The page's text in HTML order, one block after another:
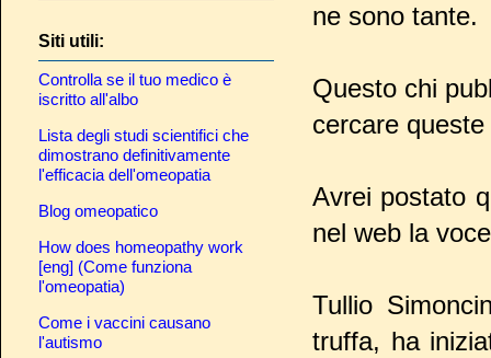
ne sono tante.
Questo chi
cercare
Avrei postato
nel web la
Tullio
truffa, ha
Siti utili:
Controlla se il tuo medico è
iscritto all'albo
Lista degli studi scientifici che
dimostrano definitivamente
l'efficacia dell'omeopatia
Blog omeopatico
How does homeopathy work
[eng] (Come funziona
l'omeopatia)
Come i vaccini causano
l'autismo